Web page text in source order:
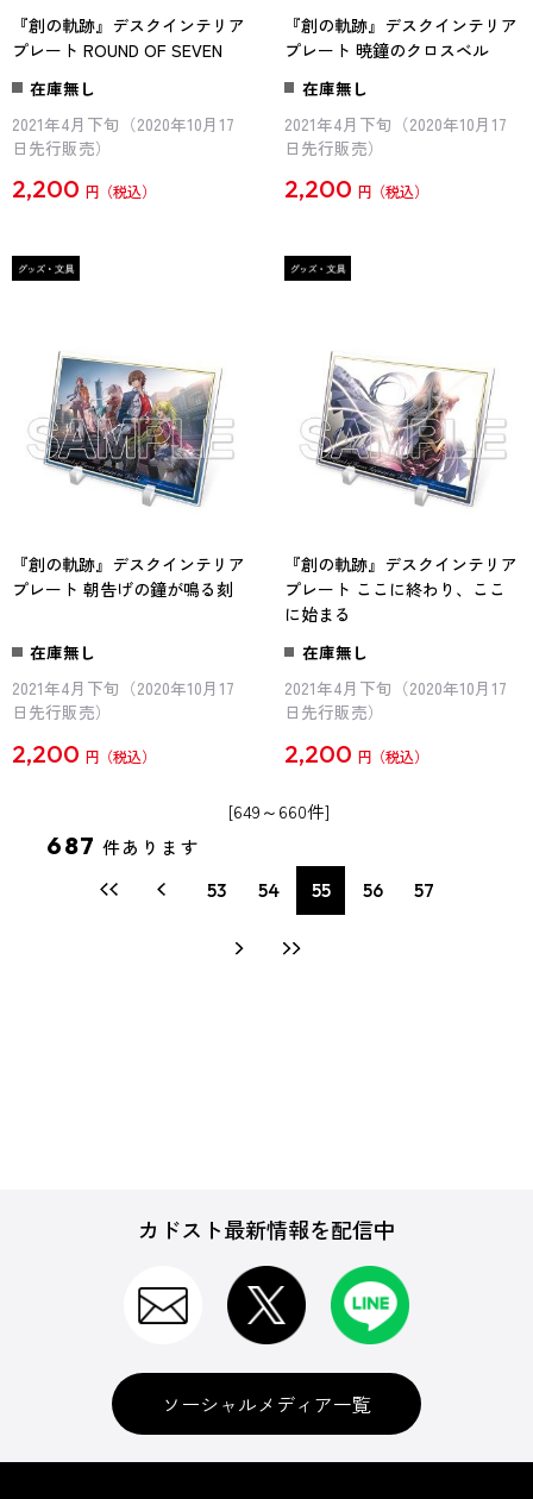
『創の軌跡』デスクインテリア
プレート ROUND OF SEVEN
在庫無し
2021年4月下旬（2020年10月17
日先行販売）
2,200 円
『創の軌跡』デスクインテリア
プレート 暁鐘のクロスベル
在庫無し
2021年4月下旬（2020年10月17
日先行販売）
2,200 円
『創の軌跡』デスクインテリア
プレート 朝告げの鐘が鳴る刻
在庫無し
2021年4月下旬（2020年10月17
日先行販売）
2,200 円
『創の軌跡』デスクインテリア
プレート ここに終わり、ここ
に始まる
在庫無し
2021年4月下旬（2020年10月17
日先行販売）
2,200 円
[649～660件]
687 件あります
53 54 55 56 57
カドスト最新情報を配信中
ソーシャルメディア一覧